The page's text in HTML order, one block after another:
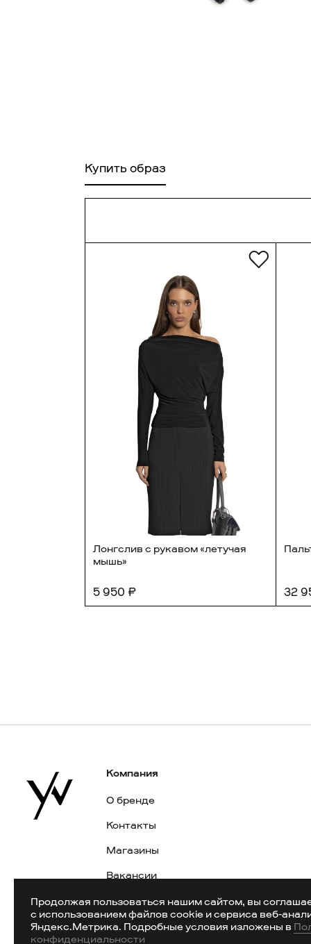
Купить образ
Лонгслив с рукавом «летучая
мышь»
5 950 ₽ 32
Компания
О бренде
Контакты
Магазины
Вакансии
Публичная оферта
Карта сайта
Продолжая пользоваться нашим сайтом, вы
с использованием файлов cookie и сервиса веб-
Яндекс.Метрика. Подробные условия изложены в
конфиденциальности